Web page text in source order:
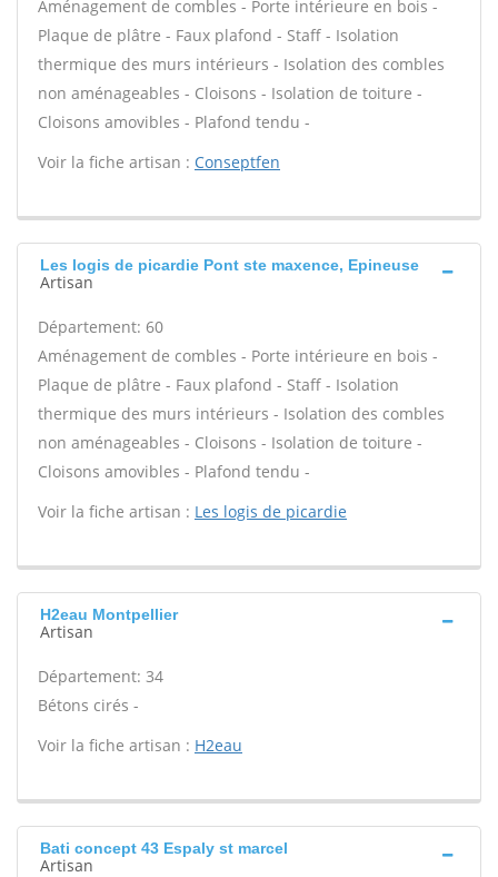
Aménagement de combles - Porte intérieure en bois -
Plaque de plâtre - Faux plafond - Staff - Isolation
thermique des murs intérieurs - Isolation des combles
non aménageables - Cloisons - Isolation de toiture -
Cloisons amovibles - Plafond tendu -
Voir la fiche artisan : Conseptfen
Les logis de picardie Pont ste maxence, Epineuse
Artisan
Département: 60
Aménagement de combles - Porte intérieure en bois -
Plaque de plâtre - Faux plafond - Staff - Isolation
thermique des murs intérieurs - Isolation des combles
non aménageables - Cloisons - Isolation de toiture -
Cloisons amovibles - Plafond tendu -
Voir la fiche artisan : Les logis de picardie
H2eau Montpellier
Artisan
Département: 34
Bétons cirés -
Voir la fiche artisan : H2eau
Bati concept 43 Espaly st marcel
Artisan